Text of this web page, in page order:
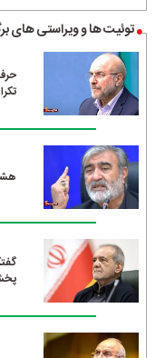
توئیت ها و ویراستی های